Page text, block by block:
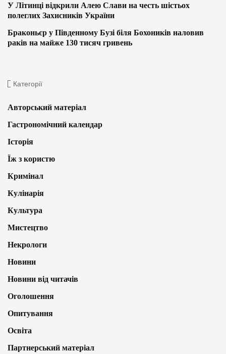
У Літинці відкрили Алею Слави на честь шістьох
полеглих Захисників України
Браконьєр у Південному Бузі біля Бохоників наловив
раків на майже 130 тисяч гривень
Категорії
Авторський матеріал
Гастрономічний календар
Історія
Їж з користю
Кримінал
Кулінарія
Культура
Мистецтво
Некрологи
Новини
Новини від читачів
Оголошення
Опитування
Освіта
Партнерський матеріал